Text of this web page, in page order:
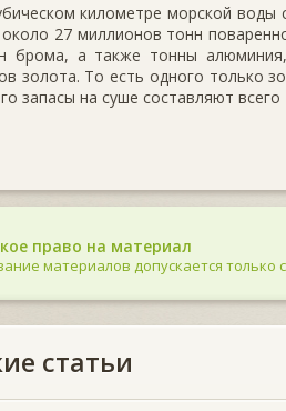
километре морской
27 миллионов тонн
брома, а также тонны
золота. То есть одного только
запасы на суше составляют
право на материал
материалов допускается только
статьи